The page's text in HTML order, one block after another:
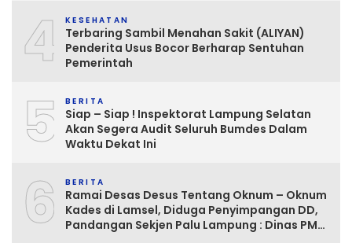
4 KESEHATAN
Terbaring Sambil Menahan Sakit (ALIYAN)
Penderita Usus Bocor Berharap Sentuhan
Pemerintah
5 BERITA
Siap – Siap ! Inspektorat Lampung Selatan
Akan Segera Audit Seluruh Bumdes Dalam
Waktu Dekat Ini
6 BERITA
Ramai Desas Desus Tentang Oknum – Oknum
Kades di Lamsel, Diduga Penyimpangan DD,
Pandangan Sekjen Palu Lampung : Dinas PMD